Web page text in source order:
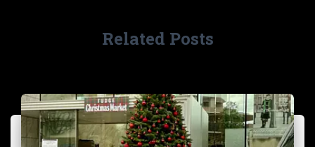
Related Posts